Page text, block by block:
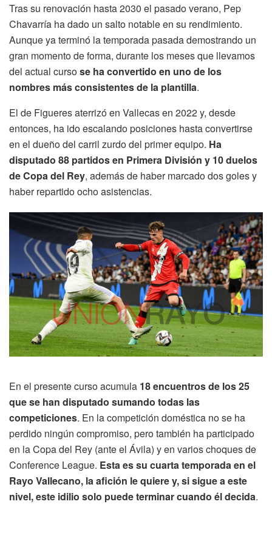
Tras su renovación hasta 2030 el pasado verano, Pep
Chavarría ha dado un salto notable en su rendimiento.
Aunque ya terminó la temporada pasada demostrando un
gran momento de forma, durante los meses que llevamos
del actual cursose ha convertido en uno de los
nombres más consistentes de la plantilla.
El de Figueres aterrizó en Vallecas en 2022 y, desde
entonces, ha ido escalando posiciones hasta convertirse
en el dueño del carril zurdo del primer equipo. Ha
disputado 88 partidos en Primera División y 10 duelos
de Copa del Rey, además de haber marcado dos goles y
haber repartido ocho asistencias.
En el presente curso acumula 18 encuentros de los 25
que se han disputado sumando todas las
competiciones. En la competición doméstica no se ha
perdido ningún compromiso, pero también ha participado
en la Copa del Rey (ante el Ávila) y en varios choques de
Conference League. Esta es su cuarta temporada en el
Rayo Vallecano, la afición le quiere y, si sigue a este
nivel, este idilio solo puede terminar cuando él decida.